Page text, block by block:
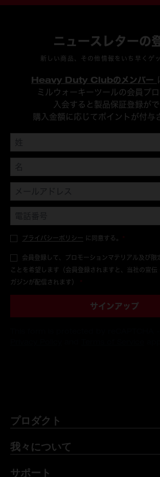
プロダクト
我々について
サポート
ニュースレターの
新しい商品、その他情報をいち早くゲ
Heavy Duty Clubのメンバー
ミルウォーキーツールの会員プ
入会すると製品保証登録がで
購入金額に応じてポイントが付与
プライバシーポリシー に同意する。 *
会員登録して、プロモーションマテリアル及び限
ことを希望します（会員登録されますと、当社の宣伝
ガジンが配信されます） *
サインアップ